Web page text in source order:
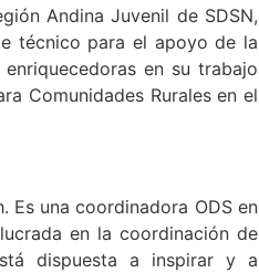
Andina Juvenil de SDSN,
técnico para el apoyo de la
en su trabajo
Comunidades Rurales en el
Es una coordinadora ODS en
en la coordinación de
dispuesta a inspirar y a